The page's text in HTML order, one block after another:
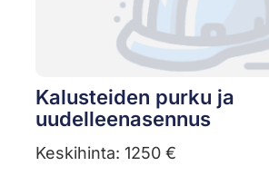
Kalusteiden purku ja
uudelleenasennus
Keskihinta: 1250 €